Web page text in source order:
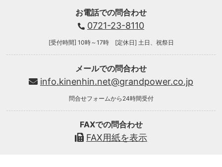
お電話での問合わせ
0721-23-8110
[受付時間] 10時～17時 [定休日] 土日、祝祭日
メールでの問合わせ
info.kinenhin.net@grandpower.co.jp
問合せフォームから24時間受付
FAXでの問合わせ
FAX用紙を表示